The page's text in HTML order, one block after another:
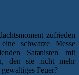
zufrieden
schwarze Messe
Satanisten mit
den sie nicht mehr
Feuer?